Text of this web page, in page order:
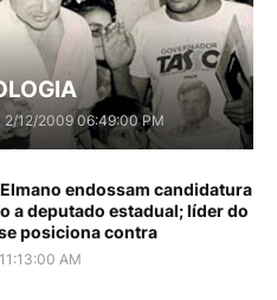
2/12/2009 06:49:00 PM
endossam candidatura
a deputado estadual; líder do
posiciona contra
AM